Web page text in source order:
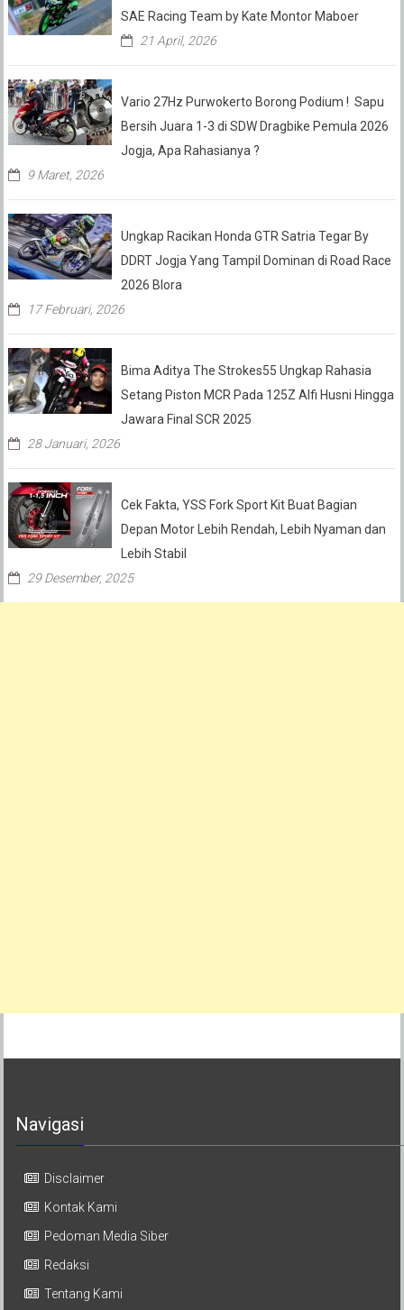
SAE Racing Team by Kate Montor Maboer
21 April, 2026
Vario 27Hz Purwokerto Borong Podium ! Sapu
Bersih Juara 1-3 di SDW Dragbike Pemula 2026
Jogja, Apa Rahasianya ?
9 Maret, 2026
Ungkap Racikan Honda GTR Satria Tegar By
DDRT Jogja Yang Tampil Dominan di Road Race
2026 Blora
17 Februari, 2026
Bima Aditya The Strokes55 Ungkap Rahasia
Setang Piston MCR Pada 125Z Alfi Husni Hingga
Jawara Final SCR 2025
28 Januari, 2026
Cek Fakta, YSS Fork Sport Kit Buat Bagian
Depan Motor Lebih Rendah, Lebih Nyaman dan
Lebih Stabil
29 Desember, 2025
Navigasi
Disclaimer
Kontak Kami
Pedoman Media Siber
Redaksi
Tentang Kami